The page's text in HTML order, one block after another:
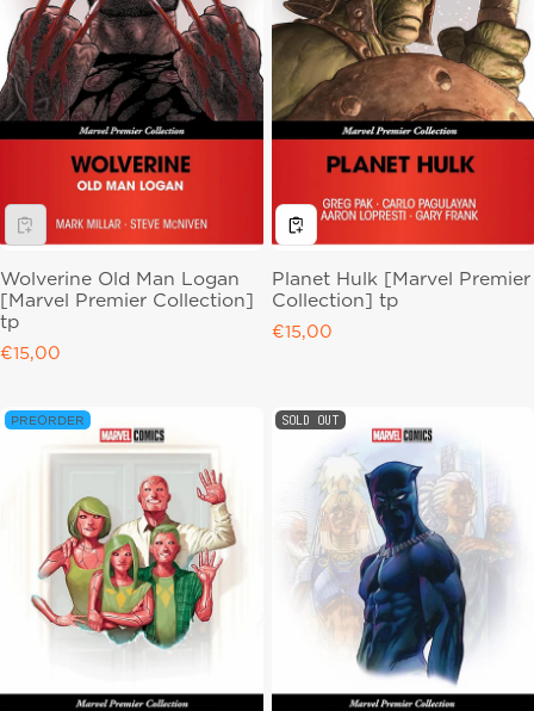
Wolverine Old Man Logan
[Marvel Premier Collection]
tp
Regular price
€15,00
Planet Hulk [Marvel Premier
Collection] tp
Regular price
€15,00
PREORDER SOLD OUT